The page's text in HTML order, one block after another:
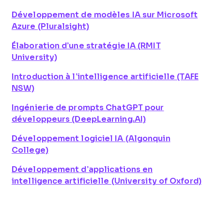
Développement de modèles IA sur Microsoft
Azure (Pluralsight)
Élaboration d’une stratégie IA (RMIT
University)
Introduction à l’intelligence artificielle (TAFE
NSW)
Ingénierie de prompts ChatGPT pour
développeurs (DeepLearning.AI)
Développement logiciel IA (Algonquin
College)
Développement d’applications en
intelligence artificielle (University of Oxford)